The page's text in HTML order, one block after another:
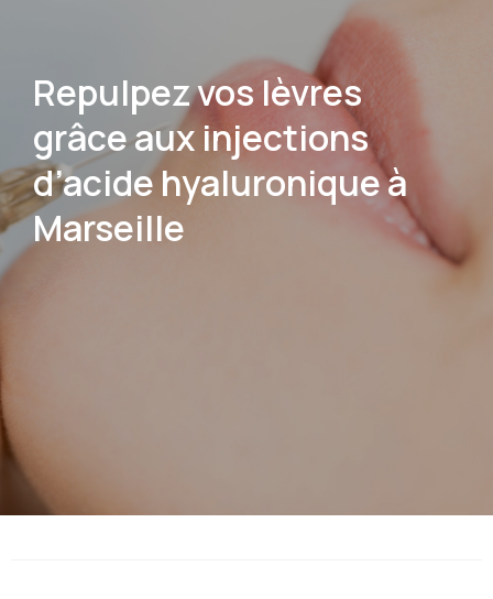
Repulpez vos lèvres
grâce aux injections
d’acide hyaluronique à
Marseille